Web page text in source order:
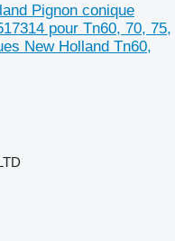
Pignon conique
pour Tn60, 70, 75,
New Holland Tn60,